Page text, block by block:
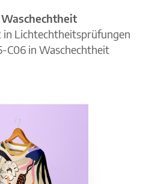
in Lichtechtheitsprüfungen
C06 in Waschechtheit